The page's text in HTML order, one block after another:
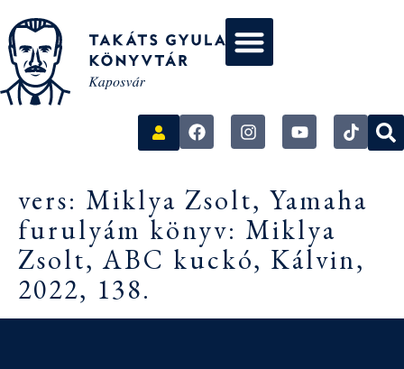
vers: Miklya Zsolt, Yamaha
furulyám könyv: Miklya
Zsolt, ABC kuckó, Kálvin,
2022, 138.